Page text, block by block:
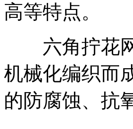
高等特点。
六角拧花网
机械化编织而
的防腐蚀、抗